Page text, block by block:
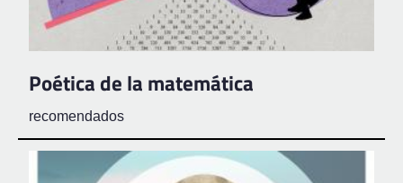
Poética de la matemática
recomendados